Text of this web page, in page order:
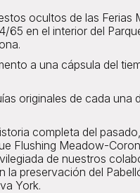
ocultos de las Ferias
65 en el interior del
a una cápsula del
originales de cada una
completa del
Flushing Meadow-
de nuestros
la preservación del
York.